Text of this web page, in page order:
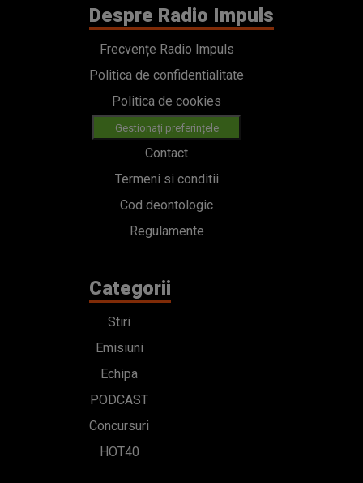
Despre Radio Impuls
Frecvențe Radio Impuls
Politica de confidentialitate
Politica de cookies
Gestionați preferințele
Contact
Termeni si conditii
Cod deontologic
Regulamente
Categorii
Stiri
Emisiuni
Echipa
PODCAST
Concursuri
HOT40